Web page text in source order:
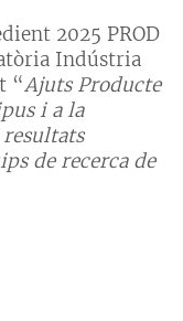
2025 PROD
Indústria
“Ajuts Producte
i a la
de recerca de